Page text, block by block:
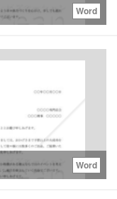
Word
Word